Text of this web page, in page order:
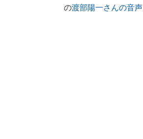
の渡部陽一さんの音声